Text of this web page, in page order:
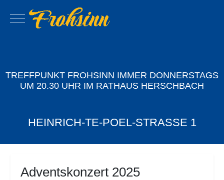
Mobile Menu Toggle
TREFFPUNKT FROHSINN IMMER DONNERSTAGS
UM 20.30 UHR IM RATHAUS HERSCHBACH
HEINRICH-TE-POEL-STRASSE 1
Adventskonzert 2025